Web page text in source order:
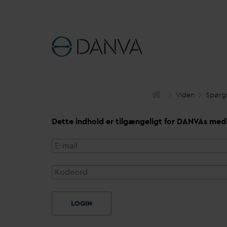
Viden
Dette indhold er tilgængeligt for DANVAs
LOGIN